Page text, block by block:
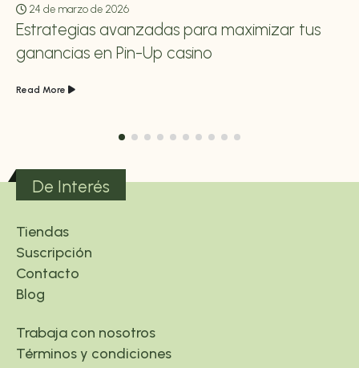
24 de marzo de 2026
Estrategias avanzadas para maximizar tus
ganancias en Pin-Up casino
Read More
De Interés
Tiendas
Suscripción
Contacto
Blog
Trabaja con nosotros
Términos y condiciones